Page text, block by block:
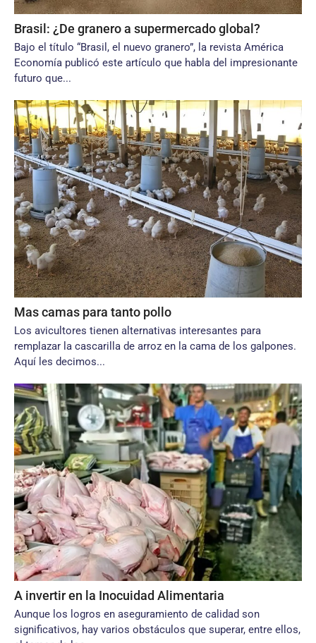
Brasil: ¿De granero a supermercado global?
Bajo el título “Brasil, el nuevo granero”, la revista América
Economía publicó este artículo que habla del impresionante
futuro que...
Mas camas para tanto pollo
Los avicultores tienen alternativas interesantes para
remplazar la cascarilla de arroz en la cama de los galpones.
Aquí les decimos...
A invertir en la Inocuidad Alimentaria
Aunque los logros en aseguramiento de calidad son
significativos, hay varios obstáculos que superar, entre ellos,